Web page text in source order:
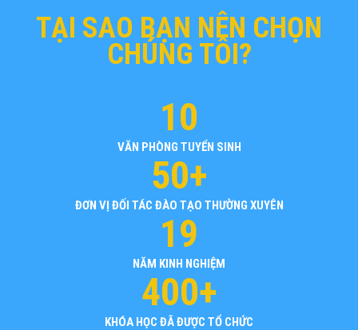
TẠI SAO BẠN NÊN CHỌN
CHÚNG TÔI?
10
VĂN PHÒNG TUYỂN SINH
50+
ĐƠN VỊ ĐỐI TÁC ĐÀO TẠO THƯỜNG XUYÊN
19
NĂM KINH NGHIỆM
400+
KHÓA HỌC ĐÃ ĐƯỢC TỔ CHỨC